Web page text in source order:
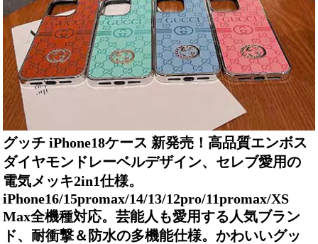
グッチ iPhone18ケース 新発売！高品質エンボス
ダイヤモンドレーベルデザイン、セレブ愛用の
電気メッキ2in1仕様。
iPhone16/15promax/14/13/12pro/11promax/XS
Max全機種対応。芸能人も愛用する人気ブラン
ド、耐衝撃＆防水の多機能仕様。かわいいグッ